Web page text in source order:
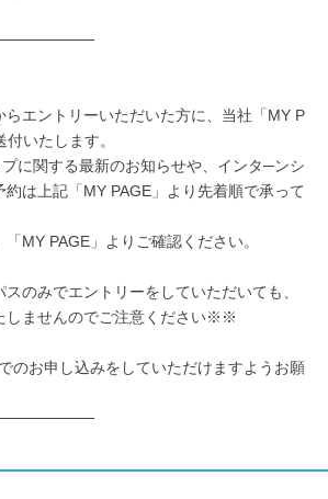
らエントリーいただいた方に、当社「MY P
いたします。
に関する最新のお知らせや、インタ─ンシ
約は上記「MY PAGE」より先着順で承って
MY PAGE」よりご確認ください。
のみでエントリーをしていただいても、
しませんのでご注意ください※※
のお申し込みをしていただけますようお願